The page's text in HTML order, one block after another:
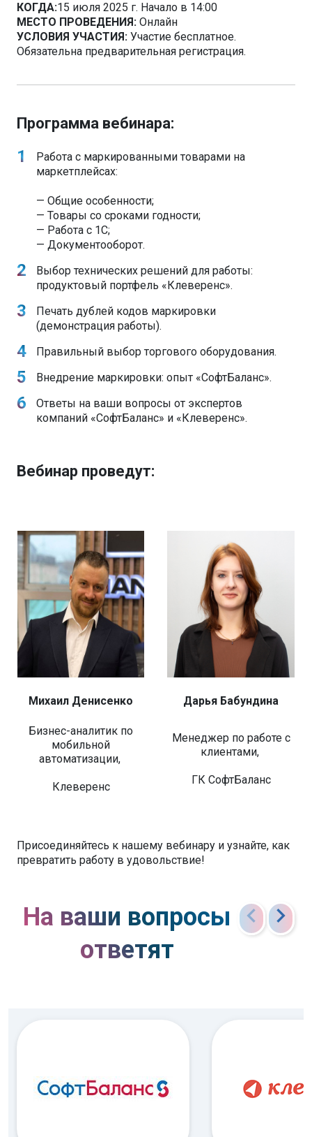
КОГДА:15 июля 2025 г. Начало в 14:00
МЕСТО ПРОВЕДЕНИЯ: Онлайн
УСЛОВИЯ УЧАСТИЯ: Участие бесплатное.
Обязательна предварительная регистрация.
Программа вебинара:
Работа с маркированными товарами на
маркетплейсах:
— Общие особенности;
— Товары со сроками годности;
— Работа с 1С;
— Документооборот.
Выбор технических решений для работы:
продуктовый портфель «Клеверенс».
Печать дублей кодов маркировки
(демонстрация работы).
Правильный выбор торгового оборудования.
Внедрение маркировки: опыт «СофтБаланс».
Ответы на ваши вопросы от экспертов
компаний «СофтБаланс» и «Клеверенс».
Вебинар проведут:
Михаил Денисенко Дарья Бабундина
Бизнес-аналитик по
мобильной
автоматизации,
Клеверенс
Менеджер по работе с
клиентами,
ГК СофтБаланс
Присоединяйтесь к нашему вебинару и узнайте, как
превратить работу в удовольствие!
На ваши вопросы
ответят
chevron_left chevron_right